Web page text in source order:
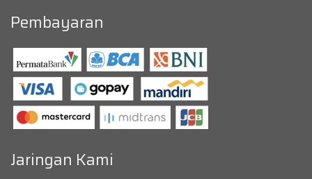
Pembayaran
Jaringan Kami